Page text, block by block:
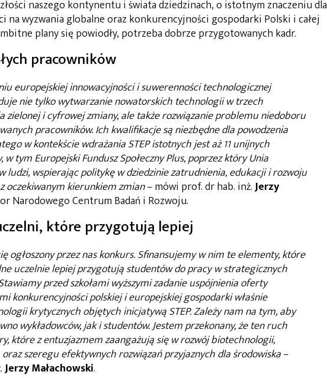
naszego kontynentu i świata dziedzinach, o istotnym znaczeniu dla
na wyzwania globalne oraz konkurencyjności gospodarki Polski i całej
plany się powiodły, potrzeba dobrze przygotowanych kadr.
pracowników
europejskiej innowacyjności i suwerenności technologicznej
nie tylko wytwarzanie nowatorskich technologii w trzech
zielonej i cyfrowej zmiany, ale także rozwiązanie problemu niedoboru
pracowników. Ich kwalifikacje są niezbędne dla powodzenia
w kontekście wdrażania STEP istotnych jest aż 11 unijnych
tym Europejski Fundusz Społeczny Plus, poprzez który Unia
ludzi, wspierając politykę w dziedzinie zatrudnienia, edukacji i rozwoju
oczekiwanym kierunkiem zmian– mówi prof. dr hab. inż.Jerzy
Narodowego Centrum Badań i Rozwoju.
które przygotują lepiej
ogłoszony przez nas konkurs. Sfinansujemy w nim te elementy, które
uczelnie lepiej przygotują studentów do pracy w strategicznych
przed szkołami wyższymi zadanie uspójnienia oferty
konkurencyjności polskiej i europejskiej gospodarki właśnie
krytycznych objętych inicjatywą STEP. Zależy nam na tym, aby
wykładowców, jak i studentów. Jestem przekonany, że ten ruch
które z entuzjazmem zaangażują się w rozwój biotechnologii,
szeregu efektywnych rozwiązań przyjaznych dla środowiska–
Jerzy Małachowski.